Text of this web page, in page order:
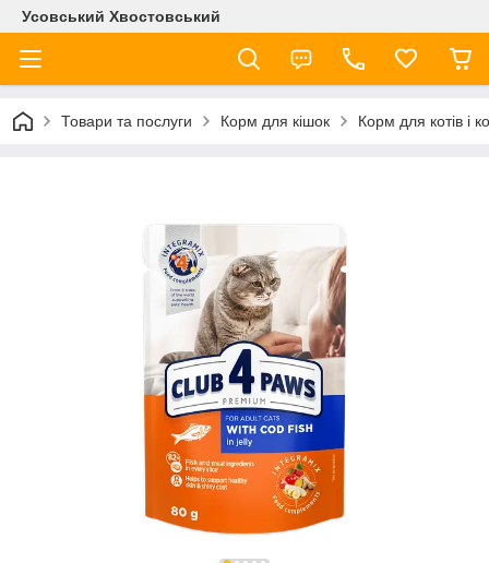
Усовський Хвостовський
Товари та послуги Корм для кішок Корм для котів і